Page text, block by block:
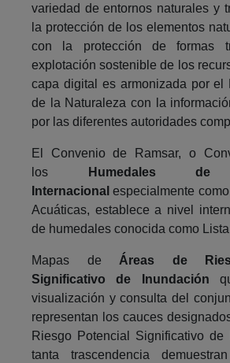
variedad de entornos naturales y
la protección de los elementos
con la protección de formas
explotación sostenible de los
capa digital es armonizada por el
de la Naturaleza con la
por las diferentes autoridades
El Convenio de Ramsar, o
los
Humedales de
Internacionalespecialmente
Acuáticas, establece a nivel
de humedales conocida como
Mapas de Áreas de
Significativo de Inundación
visualización y consulta del
representan los cauces
Riesgo Potencial Significativo de
tanta trascendencia